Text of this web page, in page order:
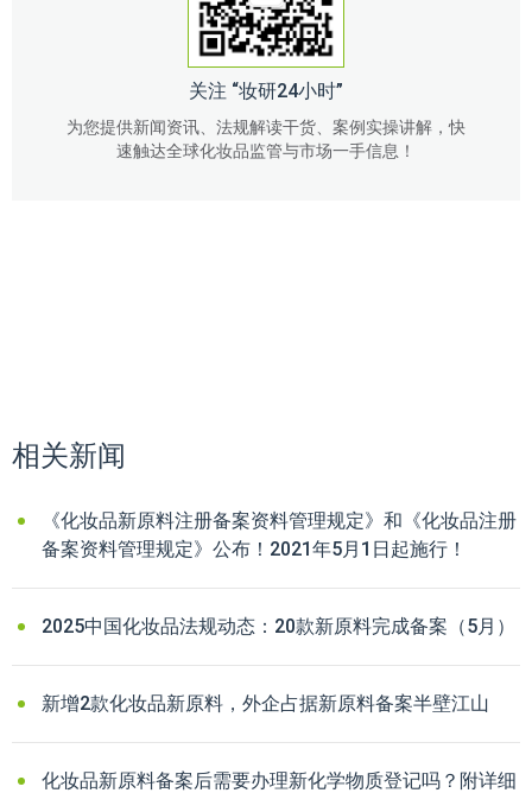
关注 “妆研24小时”
为您提供新闻资讯、法规解读干货、案例实操讲解，快
速触达全球化妆品监管与市场一手信息！
相关新闻
《化妆品新原料注册备案资料管理规定》和《化妆品注册
备案资料管理规定》公布！2021年5月1日起施行！
2025中国化妆品法规动态：20款新原料完成备案（5月）
新增2款化妆品新原料，外企占据新原料备案半壁江山
化妆品新原料备案后需要办理新化学物质登记吗？附详细